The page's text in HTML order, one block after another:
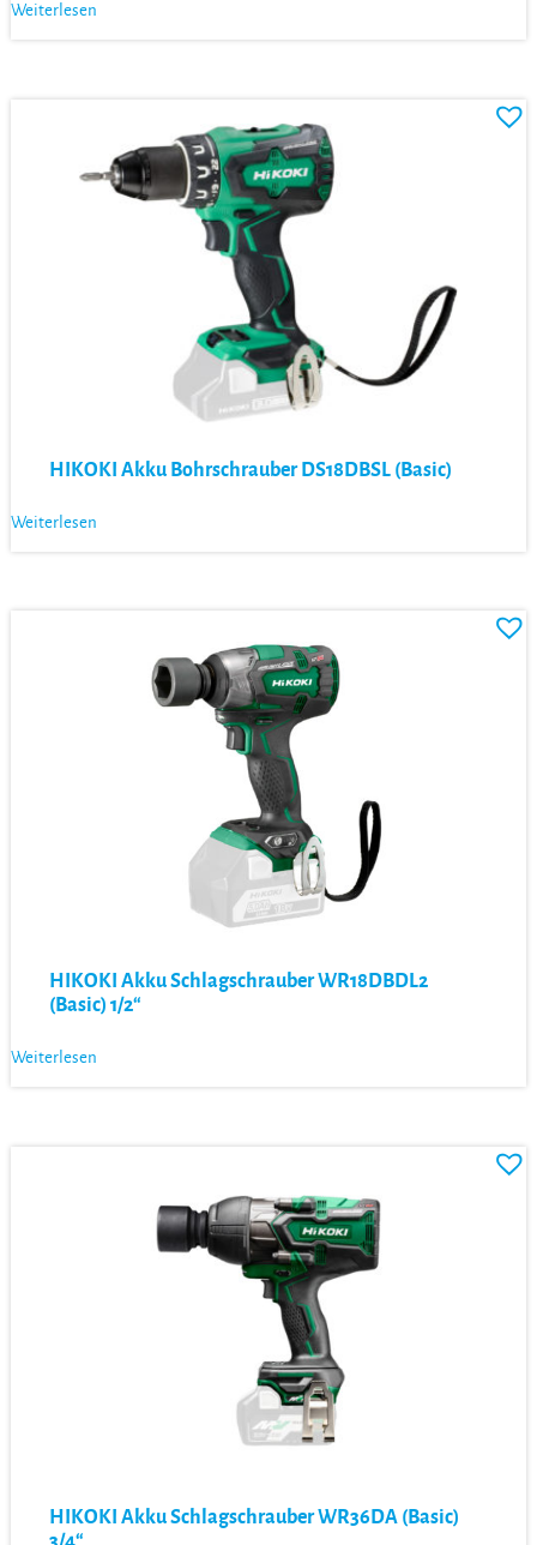
Weiterlesen
HIKOKI Akku Bohrschrauber DS18DBSL (Basic)
Weiterlesen
HIKOKI Akku Schlagschrauber WR18DBDL2
(Basic) 1/2“
Weiterlesen
HIKOKI Akku Schlagschrauber WR36DA (Basic)